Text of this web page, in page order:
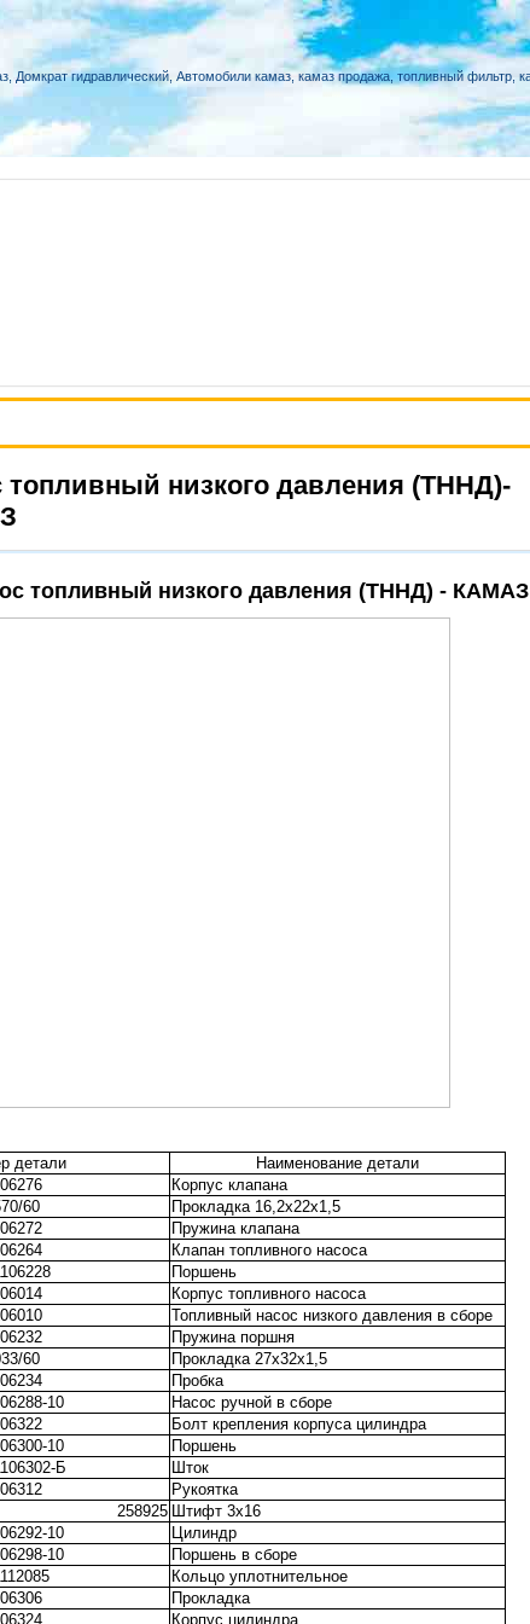
топливный низкого давления (ТННД)-
топливный низкого давления (ТННД) - КАМАЗ
детали
Наименование детали
Корпус клапана
60
Прокладка 16,2х22х1,5
Пружина клапана
Клапан топливного насоса
Поршень
Корпус топливного насоса
Топливный насос низкого давления в сборе
Пружина поршня
60
Прокладка 27х32х1,5
Пробка
10
Насос ручной в сборе
Болт крепления корпуса цилиндра
10
Поршень
Б
Шток
Рукоятка
258925 Штифт 3х16
10
Цилиндр
10
Поршень в сборе
Кольцо уплотнительное
Прокладка
Корпус цилиндра